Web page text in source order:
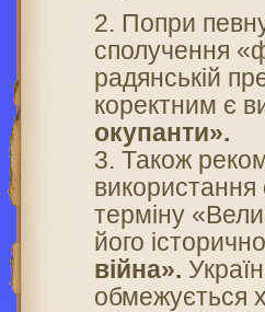
Попри
сполучення
радянській
коректним є
окупанти».
Також
використання
терміну
його
війна».
обмежується